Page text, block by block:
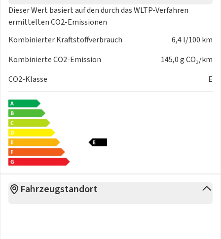
Perleffekt
Servolenkung
Sitzbezüge in Stoff
Zentralverriegelung
Dieser Wert basiert auf den durch dasWLTP-Verfahren
ermittelten CO2-Emissionen
Kombinierter Kraftstoffverbrauch
6,4 l/100 km
Kombinierte CO2-Emission
145,0 g CO₂/km
CO2-Klasse
E
Fahrzeugstandort